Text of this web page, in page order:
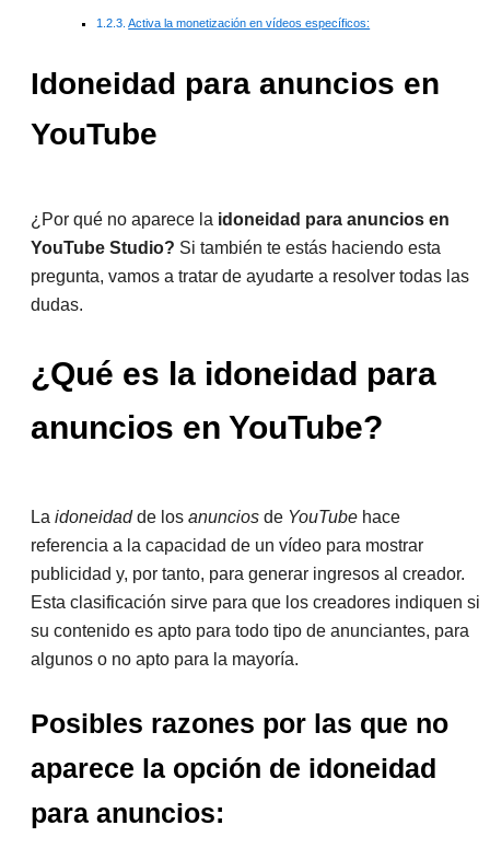
Activa la monetización en vídeos específicos:
Idoneidad para anuncios en
YouTube
¿Por qué no aparece la idoneidad para anuncios en
YouTube Studio? Si también te estás haciendo esta
pregunta, vamos a tratar de ayudarte a resolver todas las
dudas.
¿Qué es la idoneidad para
anuncios en YouTube?
La idoneidadde los anuncios de YouTube hace
referencia a la capacidad de un vídeo para mostrar
publicidad y, por tanto, para generar ingresos al creador.
Esta clasificación sirve para que los creadores indiquen si
su contenido es apto para todo tipo de anunciantes, para
algunos o no apto para la mayoría.
Posibles razones por las que no
aparece la opción de idoneidad
para anuncios: